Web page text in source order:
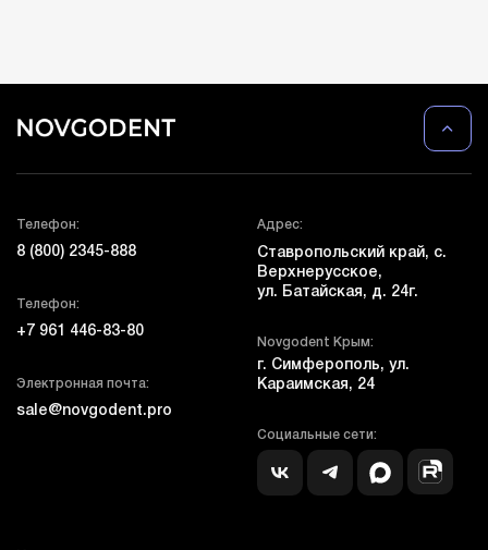
Телефон:
8 (800) 2345-888
Телефон:
+7 961 446-83-80
Электронная почта:
sale@novgodent.pro
Адрес:
Ставропольский край, с.
Верхнерусское,
ул. Батайская, д. 24г.
Novgodent Крым:
г. Симферополь, ул.
Караимская, 24
Социальные сети: